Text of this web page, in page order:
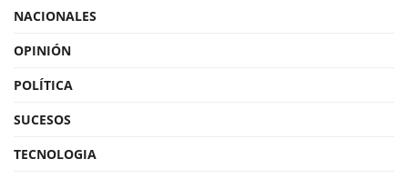
NACIONALES
OPINIÓN
POLÍTICA
SUCESOS
TECNOLOGIA